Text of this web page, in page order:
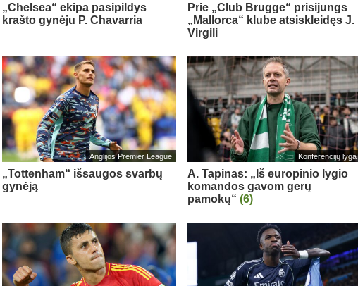
„Chelsea“ ekipa pasipildys
krašto gynėju P. Chavarria
Prie „Club Brugge“ prisijungs
„Mallorca“ klube atsiskleidęs J.
Virgili
Anglijos Premier League
„Tottenham“ išsaugos svarbų
gynėją
Konferencijų lyga
A. Tapinas: „Iš europinio lygio
komandos gavom gerų
pamokų“ (6)